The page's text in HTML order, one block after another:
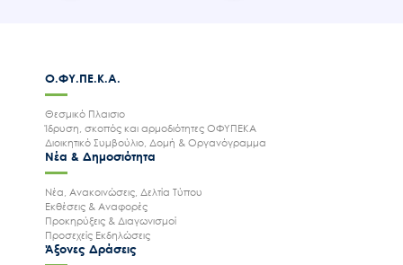
Ο.ΦΥ.ΠΕ.Κ.Α.
Θεσμικό Πλαισιο
Ίδρυση, σκοπός και αρμοδιότητες ΟΦΥΠΕΚΑ
Διοικητικό Συμβούλιο, Δομή & Οργανόγραμμα
Νέα & Δημοσιότητα
Νέα, Ανακοινώσεις, Δελτία Τύπου
Εκθέσεις & Αναφορές
Προκηρύξεις & Διαγωνισμοί
Προσεχείς Εκδηλώσεις
Άξονες Δράσεις